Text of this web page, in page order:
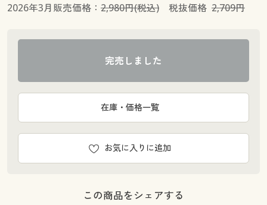
2026年3月販売価格： 2,980円(税込)税抜価格 2,709円
完売しました
お気に入りに追加
在庫・価格一覧
この商品をシェアする